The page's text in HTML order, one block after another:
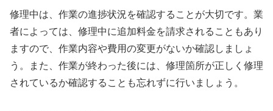
修理中は、作業の進捗状況を確認することが大切です。業
者によっては、修理中に追加料金を請求されることもあり
ますので、作業内容や費用の変更がないか確認しましょ
う。また、作業が終わった後には、修理箇所が正しく修理
されているか確認することも忘れずに行いましょう。